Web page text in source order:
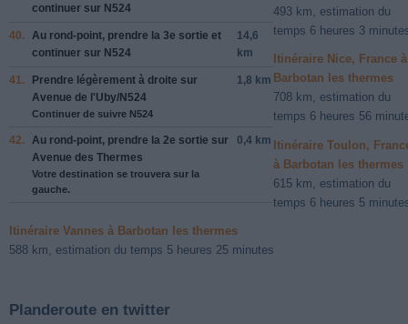
continuer sur N524
40. Au rond-point, prendre la 3e sortie et
continuer sur N524
14,6
km
41. Prendre légèrement à droite sur
Avenue de l'Uby/N524
Continuer de suivre N524
1,8 km
42. Au rond-point, prendre la 2e sortie sur
Avenue des Thermes
Votre destination se trouvera sur la
gauche.
0,4 km
493 km, estimation du
temps 6 heures 3
Itinéraire Nice, France à
Barbotan les thermes
708 km, estimation du
temps 6 heures 56
Itinéraire Toulon,
à Barbotan les thermes
615 km, estimation du
temps 6 heures 5
Itinéraire Vannes à Barbotan les thermes
588 km, estimation du temps 5 heures 25 minutes
Planderoute en twitter